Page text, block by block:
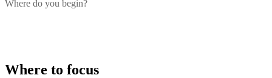
Where do you begin?
Where to focus